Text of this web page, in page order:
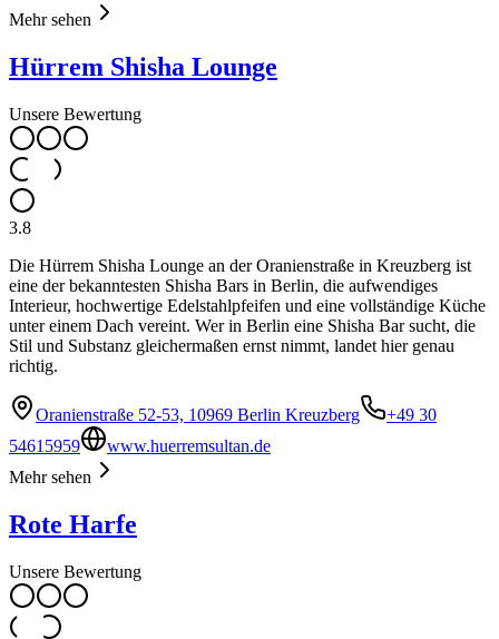
Mehr sehen
Hürrem Shisha Lounge
Unsere Bewertung
3.8
Die Hürrem Shisha Lounge an der Oranienstraße in Kreuzberg ist
eine der bekanntesten Shisha Bars in Berlin, die aufwendiges
Interieur, hochwertige Edelstahlpfeifen und eine vollständige Küche
unter einem Dach vereint. Wer in Berlin eine Shisha Bar sucht, die
Stil und Substanz gleichermaßen ernst nimmt, landet hier genau
richtig.
Oranienstraße 52-53, 10969 Berlin Kreuzberg
+49 30
54615959
www.huerremsultan.de
Mehr sehen
Rote Harfe
Unsere Bewertung